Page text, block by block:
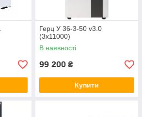
Герц У 36-3-50 v3.0
(3х11000)
В наявності
99 200 ₴
Купити